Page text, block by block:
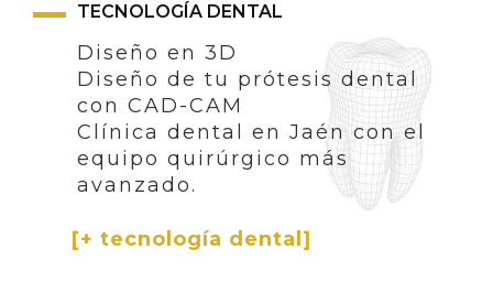
TECNOLOGÍA DENTAL
Diseño en 3D
Diseño de tu prótesis dental
con CAD-CAM
Clínica dental en Jaén con el
equipo quirúrgico más
avanzado.
[+ tecnología dental]